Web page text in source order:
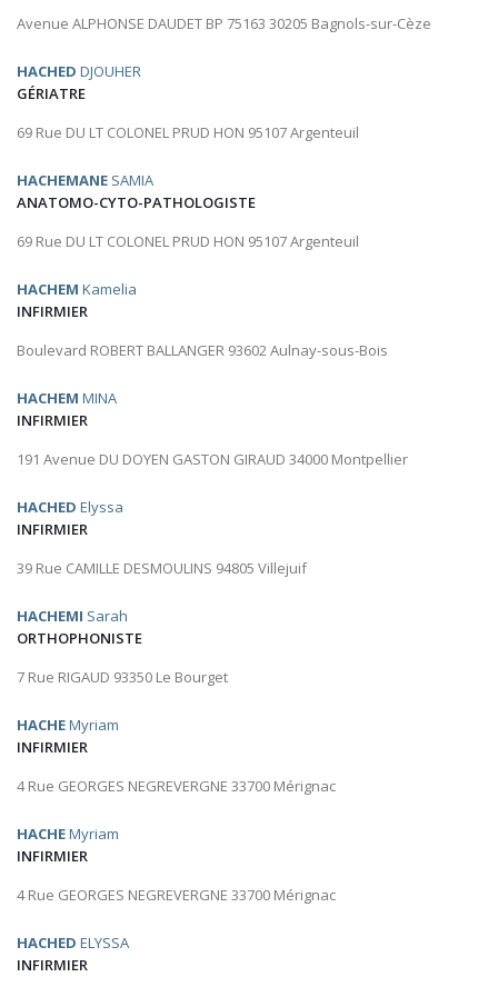
Avenue ALPHONSE DAUDET BP 75163 30205 Bagnols-sur-Cèze
HACHED DJOUHER
GÉRIATRE
69 Rue DU LT COLONEL PRUD HON 95107 Argenteuil
HACHEMANE SAMIA
ANATOMO-CYTO-PATHOLOGISTE
69 Rue DU LT COLONEL PRUD HON 95107 Argenteuil
HACHEM Kamelia
INFIRMIER
Boulevard ROBERT BALLANGER 93602 Aulnay-sous-Bois
HACHEM MINA
INFIRMIER
191 Avenue DU DOYEN GASTON GIRAUD 34000 Montpellier
HACHED Elyssa
INFIRMIER
39 Rue CAMILLE DESMOULINS 94805 Villejuif
HACHEMI Sarah
ORTHOPHONISTE
7 Rue RIGAUD 93350 Le Bourget
HACHEMyriam
INFIRMIER
4 Rue GEORGES NEGREVERGNE 33700 Mérignac
HACHEMyriam
INFIRMIER
4 Rue GEORGES NEGREVERGNE 33700 Mérignac
HACHED ELYSSA
INFIRMIER